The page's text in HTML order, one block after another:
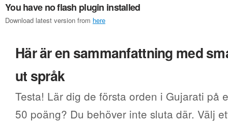
You have no flash plugin installed
Download latest version from here
Här är en sammanfattning med
ut språk
Testa! Lär dig de första orden i Gujarati på
50 poäng? Du behöver inte sluta där. Välj